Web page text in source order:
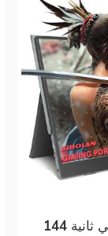
وقت استجابة 3 مللي ثانية 144